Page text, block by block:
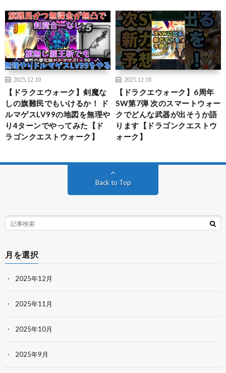
2025.12.10
【ドラクエウォーク】剣魔な
しの旗難民でもいけるか！ ド
ルマゲスLV99の地図を無理や
り4ターンでやってみた【ド
ラゴンクエストウォーク】
2025.12.10
【ドラクエウォーク】6周年
SW第7弾 次のスマートウォー
クでどんな武器が出そうか語
ります【ドラゴンクエストウ
ォーク】
Back to Top
月を選択
2025年12月
2025年11月
2025年10月
2025年9月